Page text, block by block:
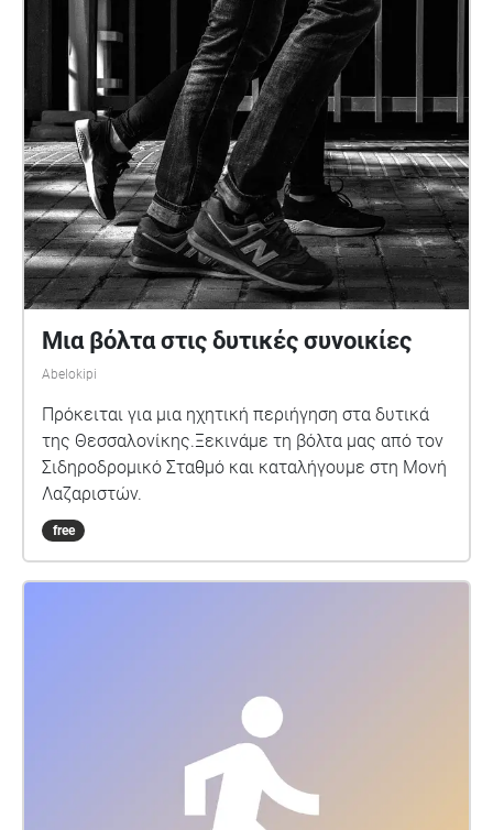
Μια βόλτα στις δυτικές συνοικίες
Abelokipi
Πρόκειται για μια ηχητική περιήγηση στα δυτικά
της Θεσσαλονίκης.Ξεκινάμε τη βόλτα μας από τον
Σιδηροδρομικό Σταθμό και καταλήγουμε στη Μονή
Λαζαριστών.
free